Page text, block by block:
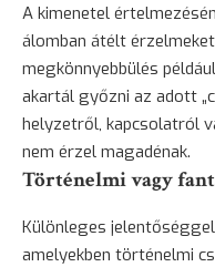
A kimenetel
álomban átélt
megkönnyebbülés
akartál győzni az adott
helyzetről, kapcsolatról
nem érzel magadénak.
Történelmi vagy
Különleges
amelyekben történelmi